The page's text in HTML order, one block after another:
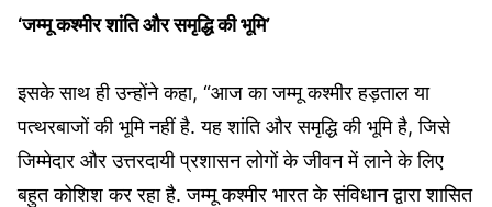
‘जम्‍मू कश्‍मीर शांति और समृद्धि की भूमि’
इसके साथ ही उन्‍होंने कहा, “आज का जम्मू कश्मीर हड़ताल या
पत्थरबाजों की भूमि नहीं है. यह शांति और समृद्धि की भूमि है, जिसे
जिम्मेदार और उत्तरदायी प्रशासन लोगों के जीवन में लाने के लिए
बहुत कोशिश कर रहा है. जम्मू कश्मीर भारत के संविधान द्वारा शासित